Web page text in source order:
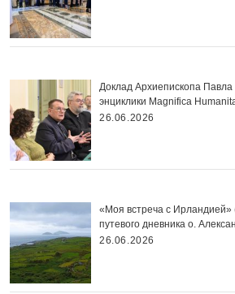
Доклад Архиепископа
энциклики Magnifica
26.06.2026
«Моя встреча с Ирландией»
путевого дневника о.
26.06.2026